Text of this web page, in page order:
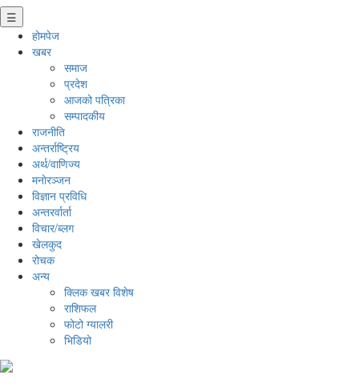
☰
होमपेज
खबर
समाज
प्रदेश
आजको पत्रिका
सम्पादकीय
राजनीति
अन्तर्राष्ट्रिय
अर्थ/वाणिज्य
मनाेरञ्जन
विज्ञान प्रविधि
अन्तरर्वार्ता
विचार/ब्लग
खेलकुद
रोचक
अन्य
क्लिक खबर विशेष
राशिफल
फोटो ग्यालरी
भिडियो